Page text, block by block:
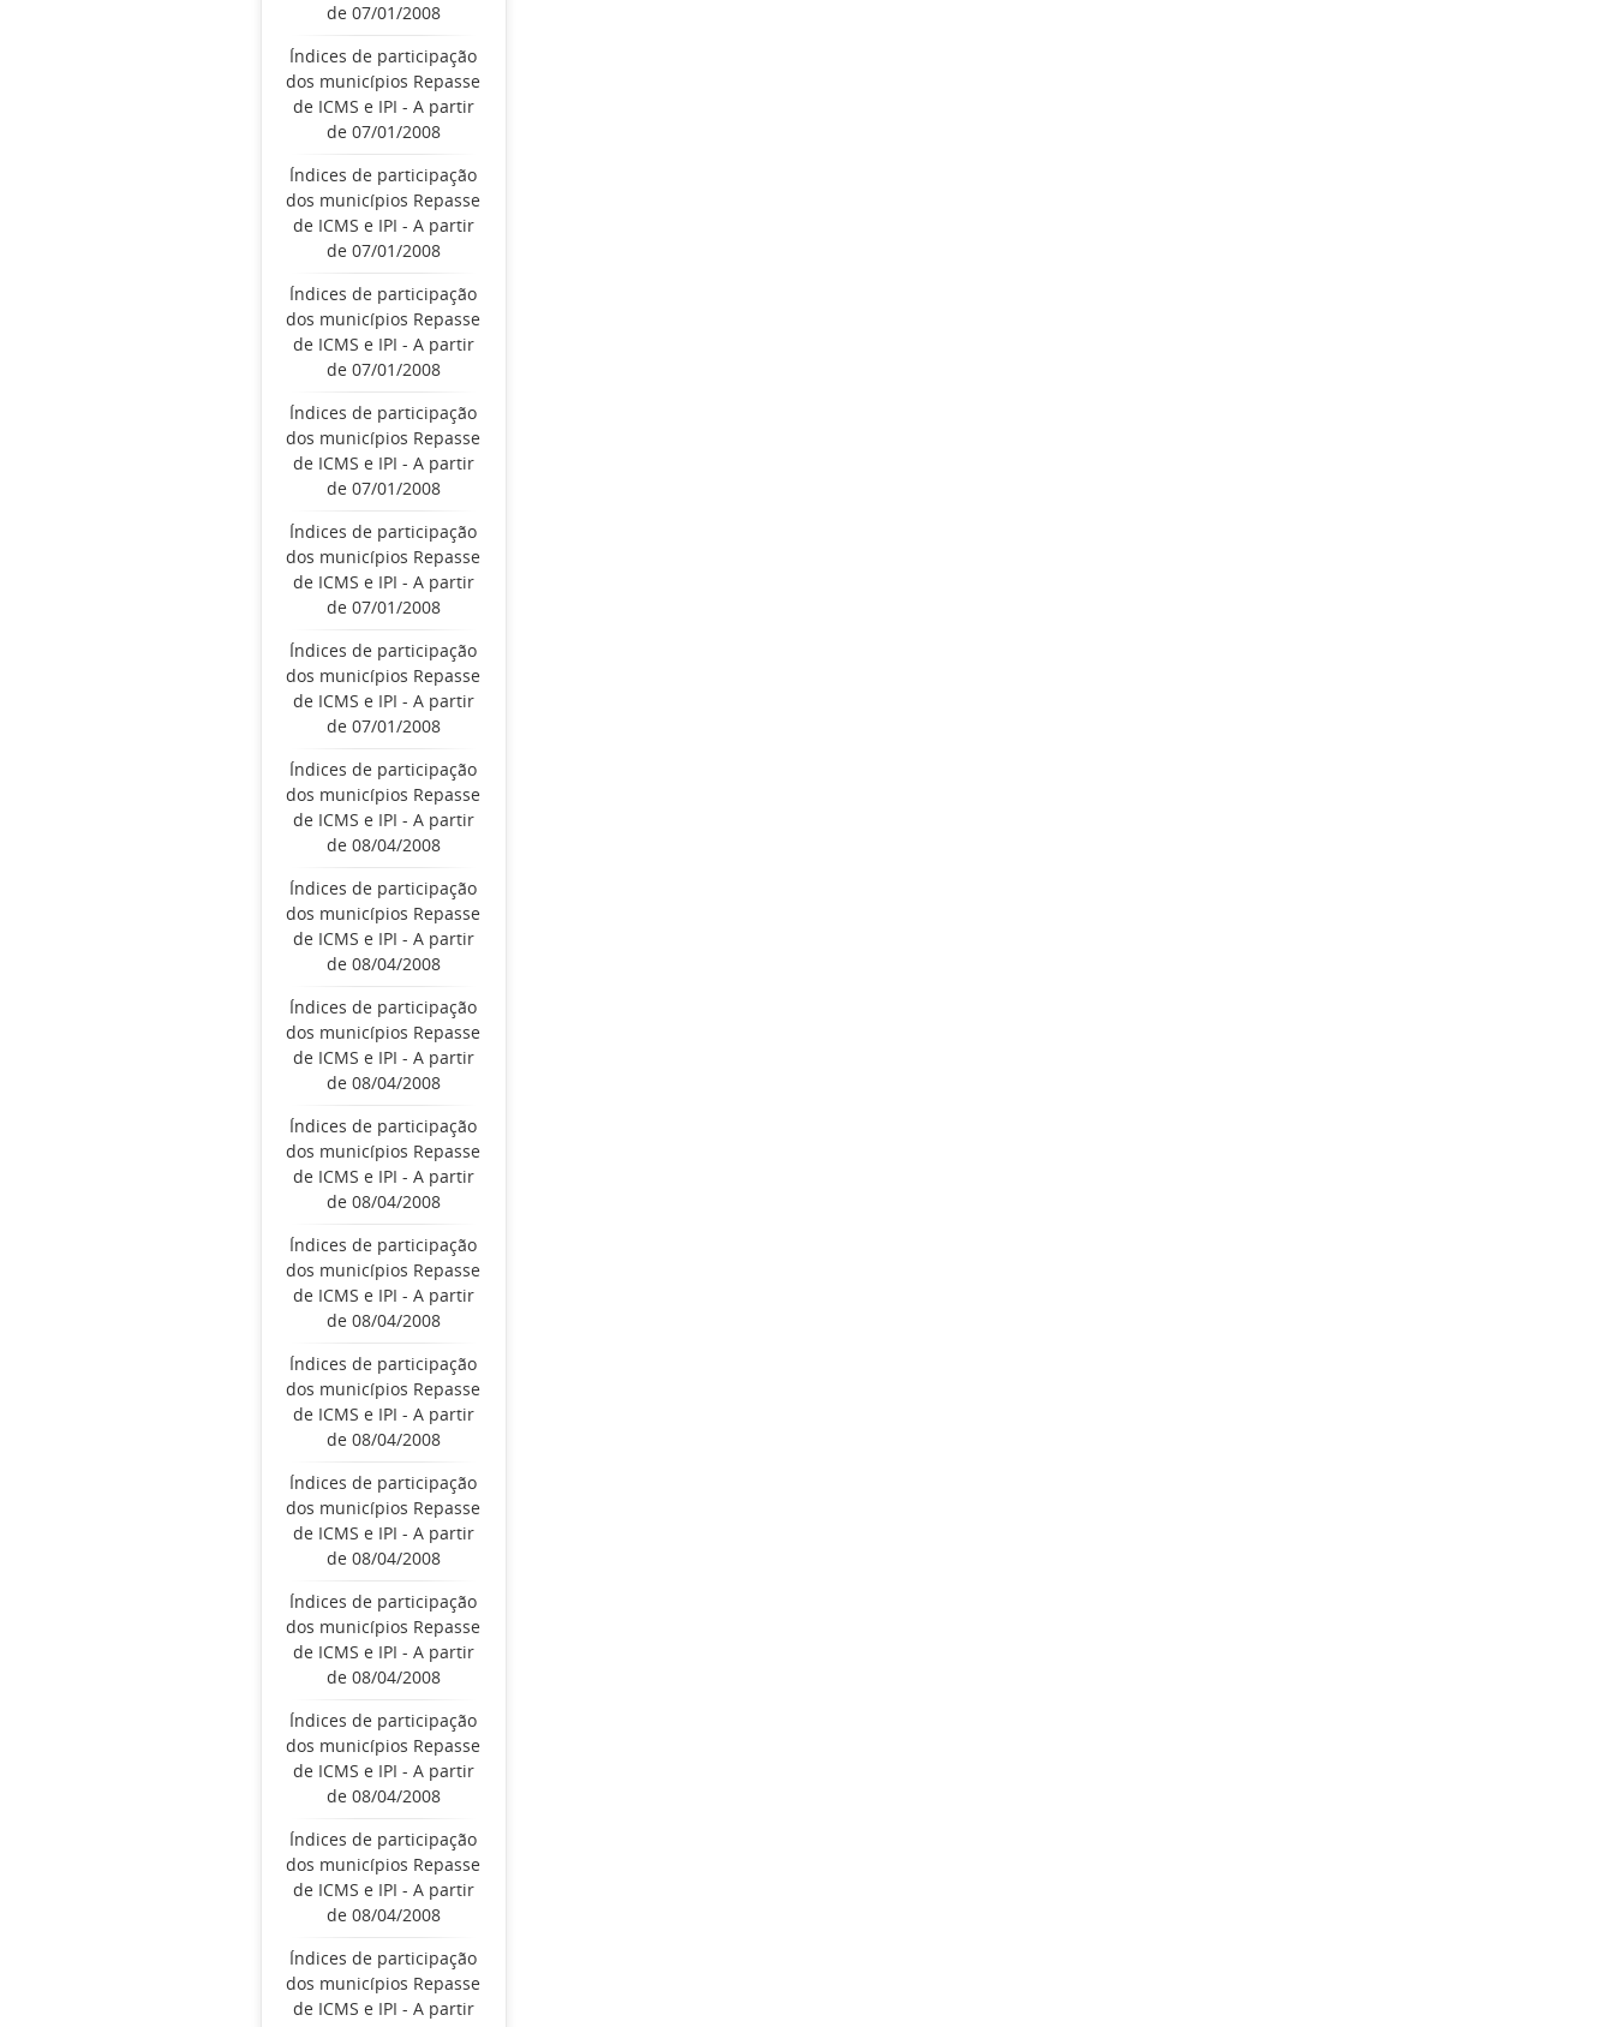
de 07/01/2008
Índices de participação
dos municípios Repasse
de ICMS e IPI - A partir
de 07/01/2008
Índices de participação
dos municípios Repasse
de ICMS e IPI - A partir
de 07/01/2008
Índices de participação
dos municípios Repasse
de ICMS e IPI - A partir
de 07/01/2008
Índices de participação
dos municípios Repasse
de ICMS e IPI - A partir
de 07/01/2008
Índices de participação
dos municípios Repasse
de ICMS e IPI - A partir
de 07/01/2008
Índices de participação
dos municípios Repasse
de ICMS e IPI - A partir
de 07/01/2008
Índices de participação
dos municípios Repasse
de ICMS e IPI - A partir
de 08/04/2008
Índices de participação
dos municípios Repasse
de ICMS e IPI - A partir
de 08/04/2008
Índices de participação
dos municípios Repasse
de ICMS e IPI - A partir
de 08/04/2008
Índices de participação
dos municípios Repasse
de ICMS e IPI - A partir
de 08/04/2008
Índices de participação
dos municípios Repasse
de ICMS e IPI - A partir
de 08/04/2008
Índices de participação
dos municípios Repasse
de ICMS e IPI - A partir
de 08/04/2008
Índices de participação
dos municípios Repasse
de ICMS e IPI - A partir
de 08/04/2008
Índices de participação
dos municípios Repasse
de ICMS e IPI - A partir
de 08/04/2008
Índices de participação
dos municípios Repasse
de ICMS e IPI - A partir
de 08/04/2008
Índices de participação
dos municípios Repasse
de ICMS e IPI - A partir
de 08/04/2008
Índices de participação
dos municípios Repasse
de ICMS e IPI - A partir